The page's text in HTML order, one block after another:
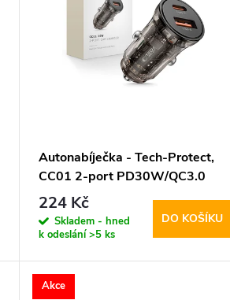
Autonabíječka - Tech-Protect,
CC01 2-port PD30W/QC3.0
224 Kč
Skladem - hned
k odeslání>5 ks
DO KOŠÍKU
Akce